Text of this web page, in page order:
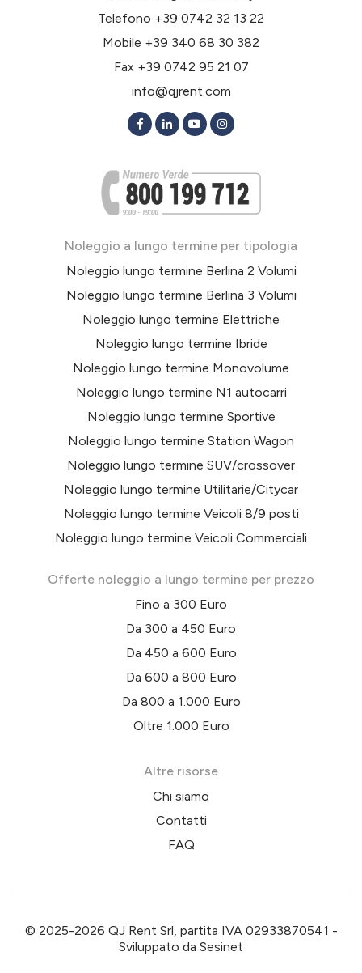
Telefono +39 0742 32 13 22
Mobile +39 340 68 30 382
Fax +39 0742 95 21 07
info@qjrent.com
Noleggio a lungo termine per tipologia
Noleggio lungo termine Berlina 2 Volumi
Noleggio lungo termine Berlina 3 Volumi
Noleggio lungo termine Elettriche
Noleggio lungo termine Ibride
Noleggio lungo termine Monovolume
Noleggio lungo termine N1 autocarri
Noleggio lungo termine Sportive
Noleggio lungo termine Station Wagon
Noleggio lungo termine SUV/crossover
Noleggio lungo termine Utilitarie/Citycar
Noleggio lungo termine Veicoli 8/9 posti
Noleggio lungo termine Veicoli Commerciali
Offerte noleggio a lungo termine per prezzo
Fino a 300 Euro
Da 300 a 450 Euro
Da 450 a 600 Euro
Da 600 a 800 Euro
Da 800 a 1.000 Euro
Oltre 1.000 Euro
Altre risorse
Chi siamo
Contatti
FAQ
© 2025-2026 QJ Rent Srl, partita IVA 02933870541 -
Sviluppato da Sesinet